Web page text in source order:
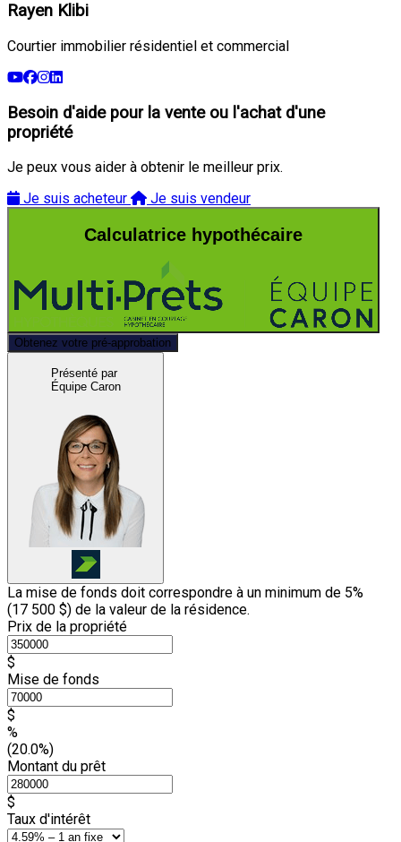
Rayen Klibi
Courtier immobilier résidentiel et commercial
Besoin d'aide pour la vente ou l'achat d'une
propriété
Je peux vous aider à obtenir le meilleur prix.
Je suis acheteur
Je suis vendeur
Calculatrice hypothécaire
Obtenez votre pré-approbation
Présenté par
Équipe Caron
La mise de fonds doit correspondre à un minimum de 5%
(17 500 $) de la valeur de la résidence.
Prix de la propriété
$
Mise de fonds
$
%
(20.0%)
Montant du prêt
$
Taux d'intérêt